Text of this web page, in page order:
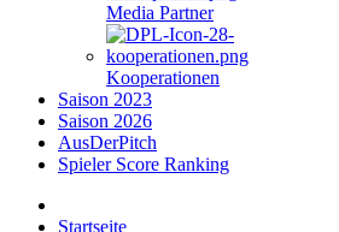
Media Partner
Kooperationen
Saison 2023
Saison 2026
AusDerPitch
Spieler Score Ranking
Startseite